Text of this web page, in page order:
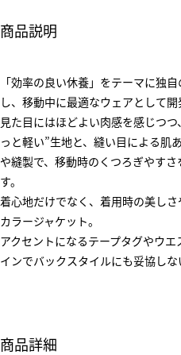
商品説明
「効率の良い休養」をテーマに独
し、移動中に最適なウェアとして開
見た目にはほどよい肉感を感じつ
っと軽い”生地と、縫い目による肌
や縫製で、移動時のくつろぎやす
す。
着心地だけでなく、着用時の美し
カラージャケット。
アクセントになるテープタグやウ
インでバックスタイルにも妥協しな
商品詳細